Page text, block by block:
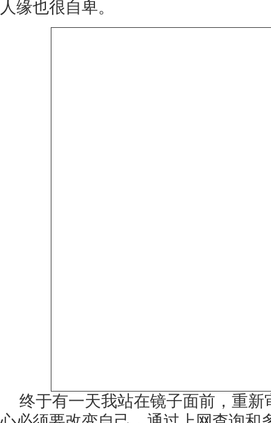
人缘也很自卑。
终于有一天我站在镜子面前，重新